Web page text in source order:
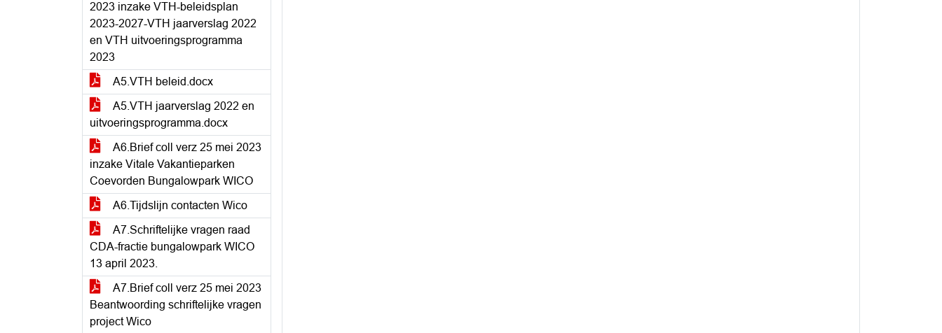
2023 inzake VTH-beleidsplan
2023-2027-VTH jaarverslag 2022
en VTH uitvoeringsprogramma
2023
A5.VTH beleid.docx
A5.VTH jaarverslag 2022 en
uitvoeringsprogramma.docx
A6.Brief coll verz 25 mei 2023
inzake Vitale Vakantieparken
Coevorden Bungalowpark WICO
A6.Tijdslijn contacten Wico
A7.Schriftelijke vragen raad
CDA-fractie bungalowpark WICO
13 april 2023.
A7.Brief coll verz 25 mei 2023
Beantwoording schriftelijke vragen
project Wico